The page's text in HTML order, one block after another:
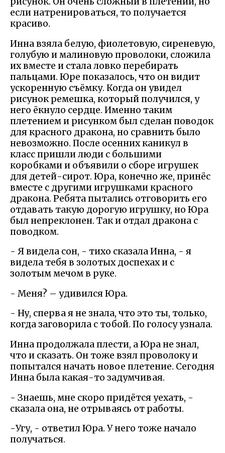
если натренироваться, то получается
красиво.
Инна взяла белую, фиолетовую, сиреневую,
голубую и малиновую проволоки, сложила
их вместе и стала ловко перебирать
пальцами. Юре показалось, что он видит
ускоренную съёмку. Когда он увидел
рисунок ремешка, который получился, у
него ёкнуло сердце. Именно таким
плетением и рисунком был сделан поводок
для красного дракона, но сравнить было
невозможно. После осенних каникул в
класс пришли люди с большими
коробками и объявили о сборе игрушек
для детей-сирот. Юра, конечно же, принёс
вместе с другими игрушками красного
дракона. Ребята пытались отговорить его
отдавать такую дорогую игрушку, но Юра
был непреклонен. Так и отдал дракона с
поводком.
- Я видела сон, - тихо сказала Инна, - я
видела тебя в золотых доспехах и с
золотым мечом в руке.
- Меня? – удивился Юра.
- Ну, сперва я не знала, что это ты, только,
когда заговорила с тобой. По голосу узнала.
Инна продолжала плести, а Юра не знал,
что и сказать. Он тоже взял проволоку и
попытался начать новое плетение. Сегодня
Инна была какая-то задумчивая.
- Знаешь, мне скоро придётся уехать, -
сказала она, не отрываясь от работы.
-Угу, - ответил Юра. У него тоже начало
получаться.